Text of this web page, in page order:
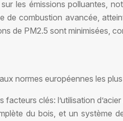
les émissions polluantes,
combustion avancée,
de PM2.5 sont minimisées,
normes européennes les
clés: l’utilisation
du bois, et un système